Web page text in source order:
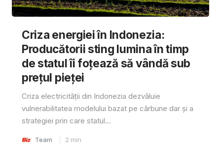
Criza energiei în Indonezia:
Producătorii sting lumina în timp
de statul îi foțează să vândă sub
prețul pieței
Criza electricității din Indonezia dezvăluie
vulnerabilitatea modelului bazat pe cărbune dar și a
strategiei prin care statul...
Team 2 min